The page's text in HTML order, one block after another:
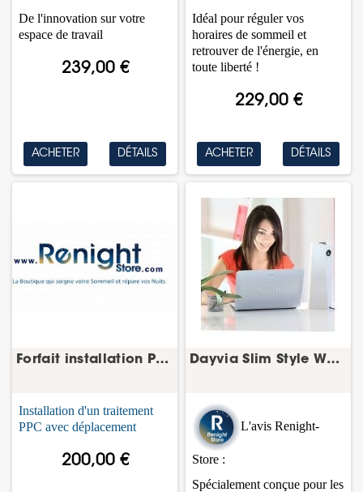
239,00 €
De l'innovation sur votre
espace de travail
ACHETER DÉTAILS
229,00 €
Idéal pour réguler vos
horaires de sommeil et
retrouver de l'énergie, en
toute liberté !
ACHETER DÉTAILS
Forfait installation PPC – mise en service à...
200,00 €
Installation d'un traitement
PPC avec déplacement
Dayvia Slim Style White 3 – lampe de...
L'avis Renight-
Store :
Spécialement conçue pour les